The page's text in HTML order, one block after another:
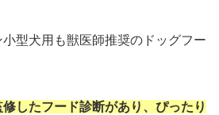
型犬用も獣医師推奨のドッグフー
したフード診断があり、ぴったり